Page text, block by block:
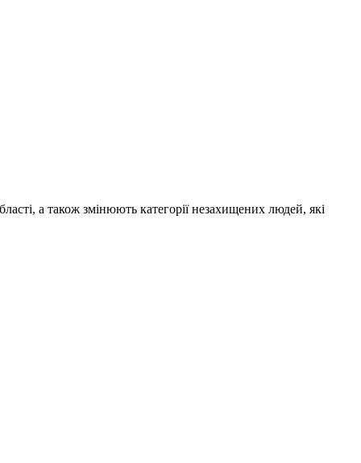
а також змінюють категорії незахищених людей, які